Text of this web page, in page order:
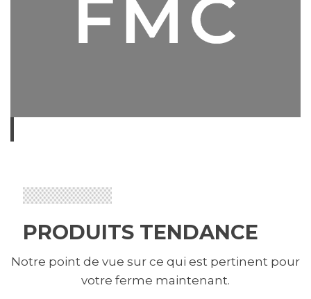
PRODUITS TENDANCE
Notre point de vue sur ce qui est pertinent pour
votre ferme maintenant.